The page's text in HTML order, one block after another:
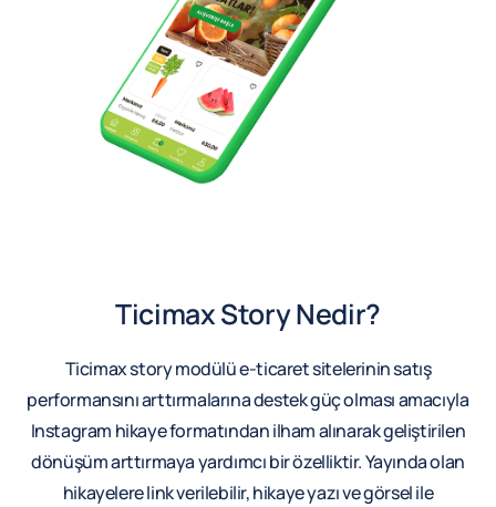
Ticimax Story Nedir?
Ticimax story modülü e-ticaret sitelerinin satış
performansını arttırmalarına destek güç olması amacıyla
Instagram hikaye formatından ilham alınarak geliştirilen
dönüşüm arttırmaya yardımcı bir özelliktir. Yayında olan
hikayelere link verilebilir, hikaye yazı ve görsel ile